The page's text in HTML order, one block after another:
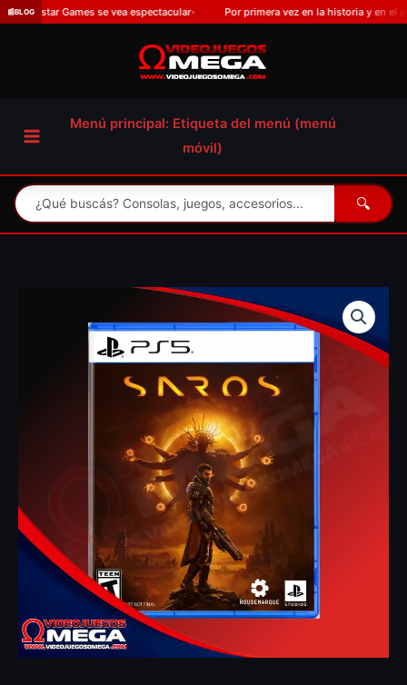
Omitir
📰BLOGse vea espectacular• Por primera vez en la historia y en el peor
Menú principal: Etiqueta del menú (menú
móvil)
🔍